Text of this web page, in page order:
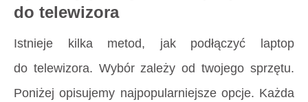
do telewizora
Istnieje kilka metod, jak podłączyć laptop
do telewizora. Wybór zależy od twojego sprzętu.
Poniżej opisujemy najpopularniejsze opcje. Każda